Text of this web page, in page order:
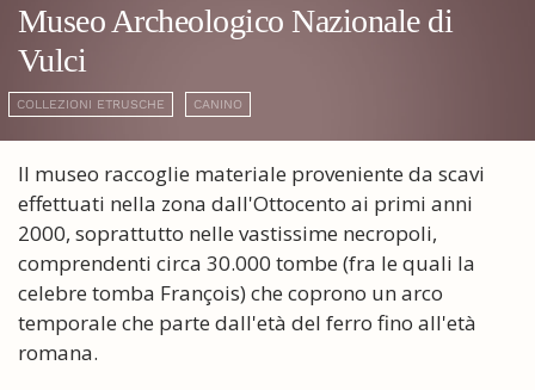
Museo Archeologico Nazionale di
Vulci
COLLEZIONI ETRUSCHE CANINO
Il museo raccoglie materiale proveniente da scavi
effettuati nella zona dall'Ottocento ai primi anni
2000, soprattutto nelle vastissime necropoli,
comprendenti circa 30.000 tombe (fra le quali la
celebre tomba François) che coprono un arco
temporale che parte dall'età del ferro fino all'età
romana.